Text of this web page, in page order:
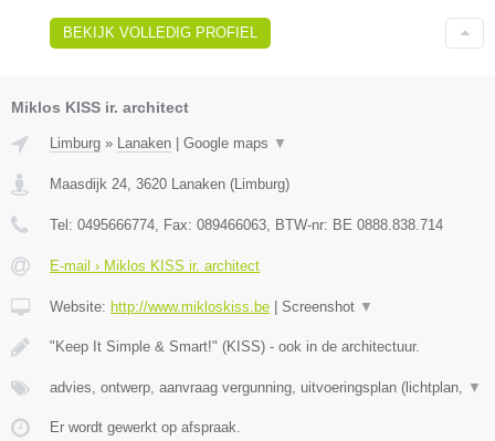
BEKIJK VOLLEDIG PROFIEL
Miklos KISS ir. architect
Limburg » Lanaken Google maps ▼
Maasdijk 24, 3620 Lanaken (Limburg)
Tel: 0495666774, Fax: 089466063, BTW-nr: BE 0888.838.714
E-mail › Miklos KISS ir. architect
Website: http://www.mikloskiss.be Screenshot ▼
"Keep It Simple & Smart!" (KISS) - ook in de architectuur.
advies, ontwerp, aanvraag vergunning, uitvoeringsplan (lichtplan, ▼
Er wordt gewerkt op afspraak.